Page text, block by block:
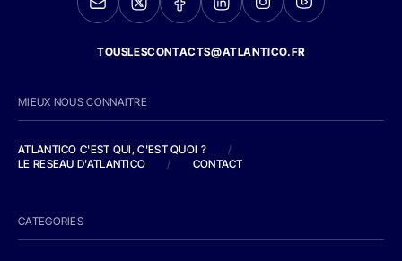
TOUSLESCONTACTS@ATLANTICO.FR
MIEUX NOUS CONNAITRE
ATLANTICO C'EST QUI, C'EST QUOI ?
/
LE RESEAU D'ATLANTICO
/ CONTACT
CATEGORIES